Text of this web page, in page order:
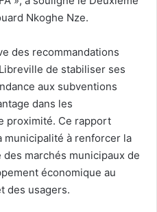
Nkoghe Nze.
des recommandations
de stabiliser ses
aux subventions
dans les
proximité. Ce rapport
municipalité à renforcer la
marchés municipaux de
économique au
des usagers.